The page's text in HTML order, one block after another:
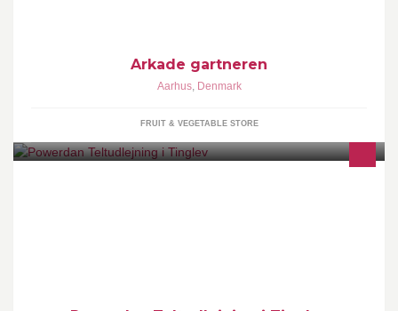
Arkade gartneren
Aarhus, Denmark
FRUIT & VEGETABLE STORE